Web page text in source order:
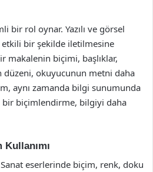
bir rol oynar. Yazılı ve görsel
bir şekilde iletilmesine
makalenin biçimi, başlıklar,
okuyucunun metni daha
aynı zamanda bilgi sunumunda
biçimlendirme, bilgiyi daha
eserlerinde biçim, renk, doku